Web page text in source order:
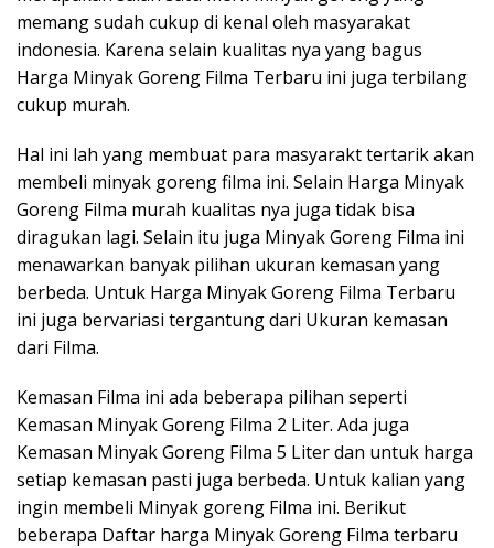
memang sudah cukup di kenal oleh masyarakat
indonesia. Karena selain kualitas nya yang bagus
Harga Minyak Goreng Filma Terbaru ini juga terbilang
cukup murah.
Hal ini lah yang membuat para masyarakt tertarik akan
membeli minyak goreng filma ini. Selain Harga Minyak
Goreng Filma murah kualitas nya juga tidak bisa
diragukan lagi. Selain itu juga Minyak Goreng Filma ini
menawarkan banyak pilihan ukuran kemasan yang
berbeda. Untuk Harga Minyak Goreng Filma Terbaru
ini juga bervariasi tergantung dari Ukuran kemasan
dari Filma.
Kemasan Filma ini ada beberapa pilihan seperti
Kemasan Minyak Goreng Filma 2 Liter. Ada juga
Kemasan Minyak Goreng Filma 5 Liter dan untuk harga
setiap kemasan pasti juga berbeda. Untuk kalian yang
ingin membeli Minyak goreng Filma ini. Berikut
beberapa Daftar harga Minyak Goreng Filma terbaru